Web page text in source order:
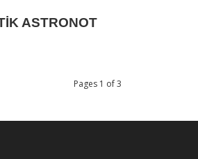
ASTRONOT
Pages 1 of 3